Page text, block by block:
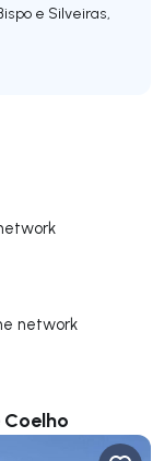
network
e Silveiras,